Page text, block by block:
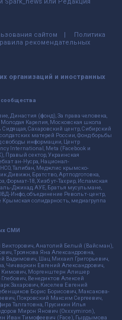
сайтом
Политика
рекомендательных
организаций и иностранных
Династия (фонд), За права человека,
Карелия, Московская школа
Сидящая, Сахаровский центр, Сибирский
матерей России, Фонд борьбы
свободы информации, Центр
International, Meta (Facebook и
Правый сектор, Украинская
ан-Нусра, Национал-
Талибан, Меджлис крымско-
Дивижн, Братство, Артподготовка,
Формат-18, Хизб ут-Тахрир, Исламская
Джихад, АУЕ, Братья мусульмане,
Инфо, объединение Револьт-центр,
Крымская солидарность, медиагруппа
СМИ
Викторович, Анатолий Белый (Вайсман),
Троянова Яна Александровна,
Вадимович, Шац Михаил Григорьевич,
Чичваркин Евгений Александрович,
Кимович, Моргенштерн Алишер
Венедиктов Алексей
Захарович, Киселев Евгений
Борис Борисович, Максакова-
Покровский Максим Сергеевич,
Талгатовна, Прусикин Илья
Мирон Янович (Oxxxymiron),
Иван Тимофеевич (Face), Гырдымова